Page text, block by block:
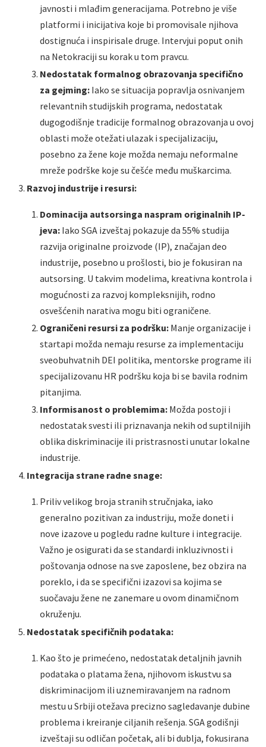
javnosti i mlađim generacijama. Potrebno je više
platformi i inicijativa koje bi promovisale njihova
dostignuća i inspirisale druge. Intervjui poput onih
na Netokraciji su korak u tom pravcu.
Nedostatak formalnog obrazovanja specifično
za gejming: Iako se situacija popravlja osnivanjem
relevantnih studijskih programa, nedostatak
dugogodišnje tradicije formalnog obrazovanja u ovoj
oblasti može otežati ulazak i specijalizaciju,
posebno za žene koje možda nemaju neformalne
mreže podrške koje su češće među muškarcima.
Razvoj industrije i resursi:
Dominacija autsorsinga naspram originalnih IP-
jeva: Iako SGA izveštaj pokazuje da 55% studija
razvija originalne proizvode (IP), značajan deo
industrije, posebno u prošlosti, bio je fokusiran na
autsorsing. U takvim modelima, kreativna kontrola i
mogućnosti za razvoj kompleksnijih, rodno
osvešćenih narativa mogu biti ograničene.
Ograničeni resursi za podršku: Manje organizacije i
startapi možda nemaju resurse za implementaciju
sveobuhvatnih DEI politika, mentorske programe ili
specijalizovanu HR podršku koja bi se bavila rodnim
pitanjima.
Informisanost o problemima: Možda postoji i
nedostatak svesti ili priznavanja nekih od suptilnijih
oblika diskriminacije ili pristrasnosti unutar lokalne
industrije.
Integracija strane radne snage:
Priliv velikog broja stranih stručnjaka, iako
generalno pozitivan za industriju, može doneti i
nove izazove u pogledu radne kulture i integracije.
Važno je osigurati da se standardi inkluzivnosti i
poštovanja odnose na sve zaposlene, bez obzira na
poreklo, i da se specifični izazovi sa kojima se
suočavaju žene ne zanemare u ovom dinamičnom
okruženju.
Nedostatak specifičnih podataka:
Kao što je primećeno, nedostatak detaljnih javnih
podataka o platama žena, njihovom iskustvu sa
diskriminacijom ili uznemiravanjem na radnom
mestu u Srbiji otežava precizno sagledavanje dubine
problema i kreiranje ciljanih rešenja. SGA godišnji
izveštaji su odličan početak, ali bi dublja, fokusirana